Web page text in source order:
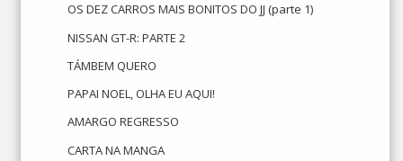
OS DEZ CARROS MAIS BONITOS DO JJ (parte 1)
NISSAN GT-R: PARTE 2
TÁMBEM QUERO
PAPAI NOEL, OLHA EU AQUI!
AMARGO REGRESSO
CARTA NA MANGA